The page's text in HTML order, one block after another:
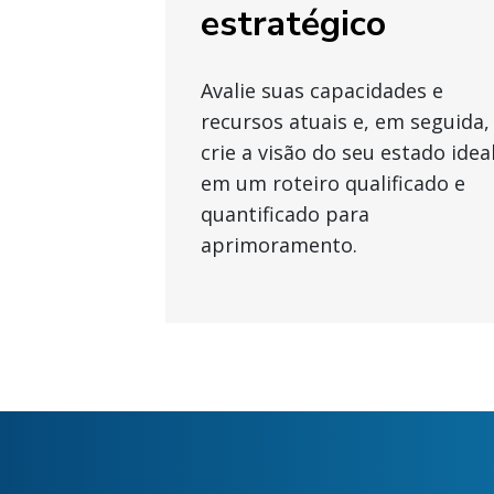
estratégico
Avalie suas capacidades e
recursos atuais e, em seguida,
crie a visão do seu estado
em um roteiro qualificado e
quantificado para
aprimoramento.